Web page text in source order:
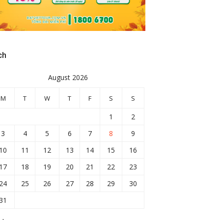
August 2026
M T W T F S S
1
2
3
4 5 6 7 8
9
11 12 13 14 15
16
18 19 20 21 22
23
25 26 27 28 29
30